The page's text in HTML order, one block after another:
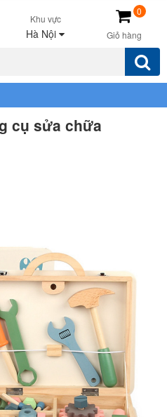
Khu vực
Hà Nội Giỏ hàng
0
cụ sửa chữa